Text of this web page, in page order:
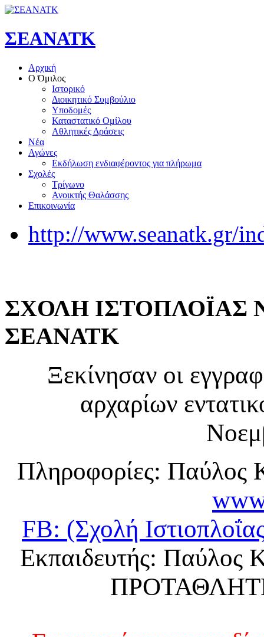
ΣΕΑΝΑΤΚ
Αρχική
Ο Όμιλος
Ιστορικό
Διοικητικό Συμβούλιο
Υποδομές
Καταστατικό Ομίλου
Αθλητικές Δράσεις
Νέα
Αγώνες
Εκδήλωση ενδιαφέροντος για πλήρωμα
Σχολές
Τρίγωνο
Ανοικτής Θαλάσσης
Επικοινωνία
http://www.seanatk.gr/
ΣΧΟΛΗ ΙΣΤΟΠΛΟΪΑΣ
ΣΕΑΝΑΤΚ
Ξεκίνησαν οι
αρχαρίων
Πληροφορίες: Παύλος
FB: (Σχολή
Εκπαιδευτής: